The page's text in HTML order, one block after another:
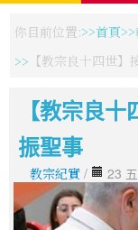
你目前位置: 首頁
【教宗良十四世
【教宗良
振聖事
教宗紀實 / 23